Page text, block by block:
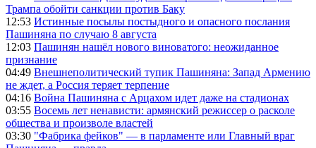
Трампа обойти санкции против Баку
12:53 Истинные посылы постыдного и опасного послания
Пашиняна по случаю 8 августа
12:03 Пашинян нашёл нового виноватого: неожиданное
признание
04:49 Внешнеполитический тупик Пашиняна: Запад Армению
не ждет, а Россия теряет терпение
04:16 Война Пашиняна с Арцахом идет даже на стадионах
03:55 Восемь лет ненависти: армянский режиссер о расколе
общества и произволе властей
03:30 "Фабрика фейков" — в парламенте или Главный враг